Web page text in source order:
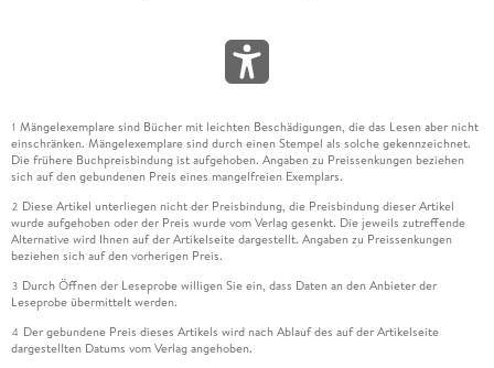
1 Mängelexemplare sind Bücher mit leichten Beschädigungen, die das Lesen aber nicht
einschränken. Mängelexemplare sind durch einen Stempel als solche gekennzeichnet.
Die frühere Buchpreisbindung ist aufgehoben. Angaben zu Preissenkungen beziehen
sich auf den gebundenen Preis eines mangelfreien Exemplars.
2 Diese Artikel unterliegen nicht der Preisbindung, die Preisbindung dieser Artikel
wurde aufgehoben oder der Preis wurde vom Verlag gesenkt. Die jeweils zutreffende
Alternative wird Ihnen auf der Artikelseite dargestellt. Angaben zu Preissenkungen
beziehen sich auf den vorherigen Preis.
3 Durch Öffnen der Leseprobe willigen Sie ein, dass Daten an den Anbieter der
Leseprobe übermittelt werden.
4 Der gebundene Preis dieses Artikels wird nach Ablauf des auf der Artikelseite
dargestellten Datums vom Verlag angehoben.